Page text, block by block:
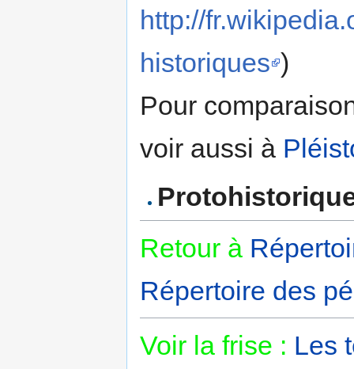
http://
historiques )
Pour
voir aussi à
Retour à
Répertoire des
Voir la frise : Les